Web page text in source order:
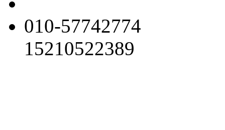
010-57742774
15210522389